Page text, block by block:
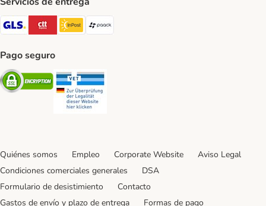
GLS Shipping Method
CTTExpress Shipping Method
InPost Shipping Method
paack Shipping Method
Pago seguro
Security
Quiénes somos Empleo Corporate Website
Aviso Legal
Condiciones comerciales generales
DSA
Formulario de desistimiento
Contacto
Gastos de envío y plazo de entrega
Formas de pago